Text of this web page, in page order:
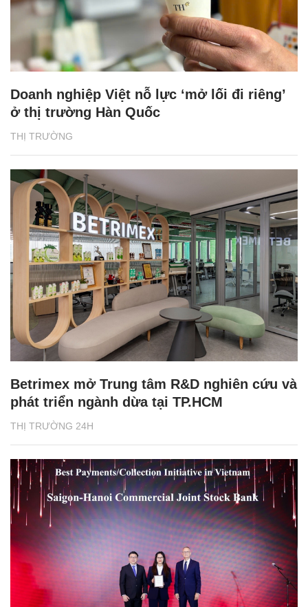
THỊ TRƯỜNG
Doanh nghiệp Việt nỗ lực ‘mở lối đi riêng’
ở thị trường Hàn Quốc
THỊ TRƯỜNG 24H
Betrimex mở Trung tâm R&D nghiên cứu và
phát triển ngành dừa tại TP.HCM